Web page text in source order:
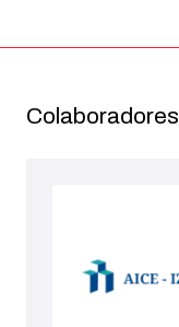
Colaboradores